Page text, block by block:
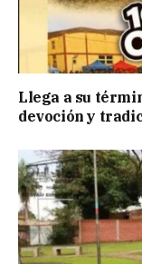
Llega a su
devoción y